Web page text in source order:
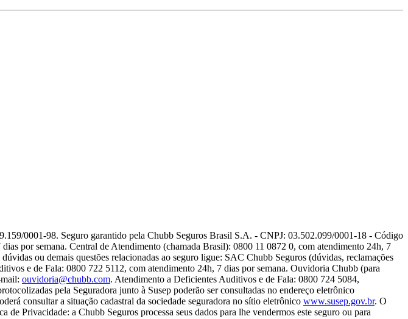
0001-98. Seguro garantido pela Chubb Seguros Brasil S.A. - CNPJ: 03.502.099/0001-18 - Código
por semana. Central de Atendimento (chamada Brasil): 0800 11 0872 0, com atendimento 24h, 7
ou demais questões relacionadas ao seguro ligue: SAC Chubb Seguros (dúvidas, reclamações
e de Fala: 0800 722 5112, com atendimento 24h, 7 dias por semana. Ouvidoria Chubb (para
ouvidoria@chubb.com. Atendimento a Deficientes Auditivos e de Fala: 0800 724 5084,
pela Seguradora junto à Susep poderão ser consultadas no endereço eletrônico
consultar a situação cadastral da sociedade seguradora no sítio eletrônico www.susep.gov.br. O
Privacidade: a Chubb Seguros processa seus dados para lhe vendermos este seguro ou para